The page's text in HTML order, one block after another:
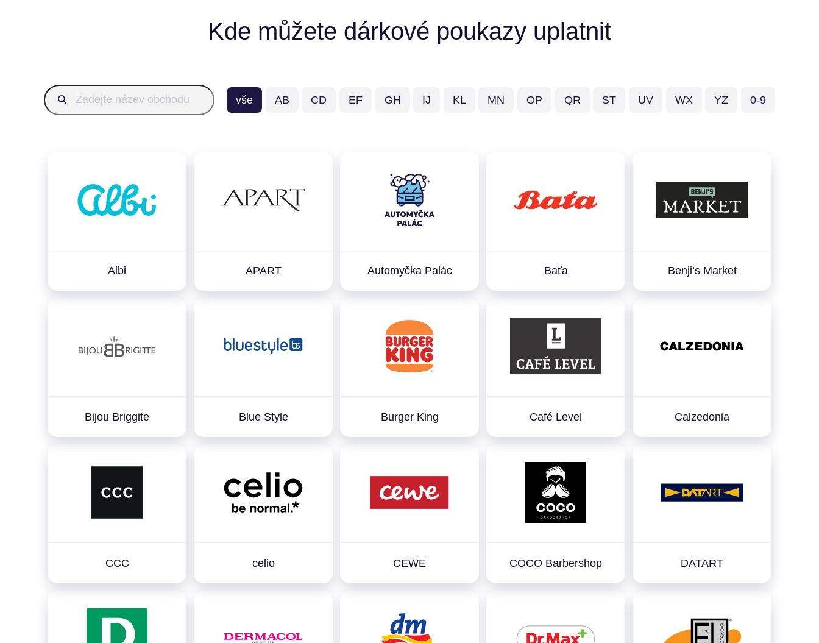
Kde můžete dárkové poukazy uplatnit
vše AB CD EF GH IJ KL MN OP QR ST UV WX YZ 0-9
Albi APART Automyčka Palác Baťa Benji’s Market
Bijou Briggite Blue Style Burger King Café Level Calzedonia
CCC celio CEWE COCO Barbershop DATART